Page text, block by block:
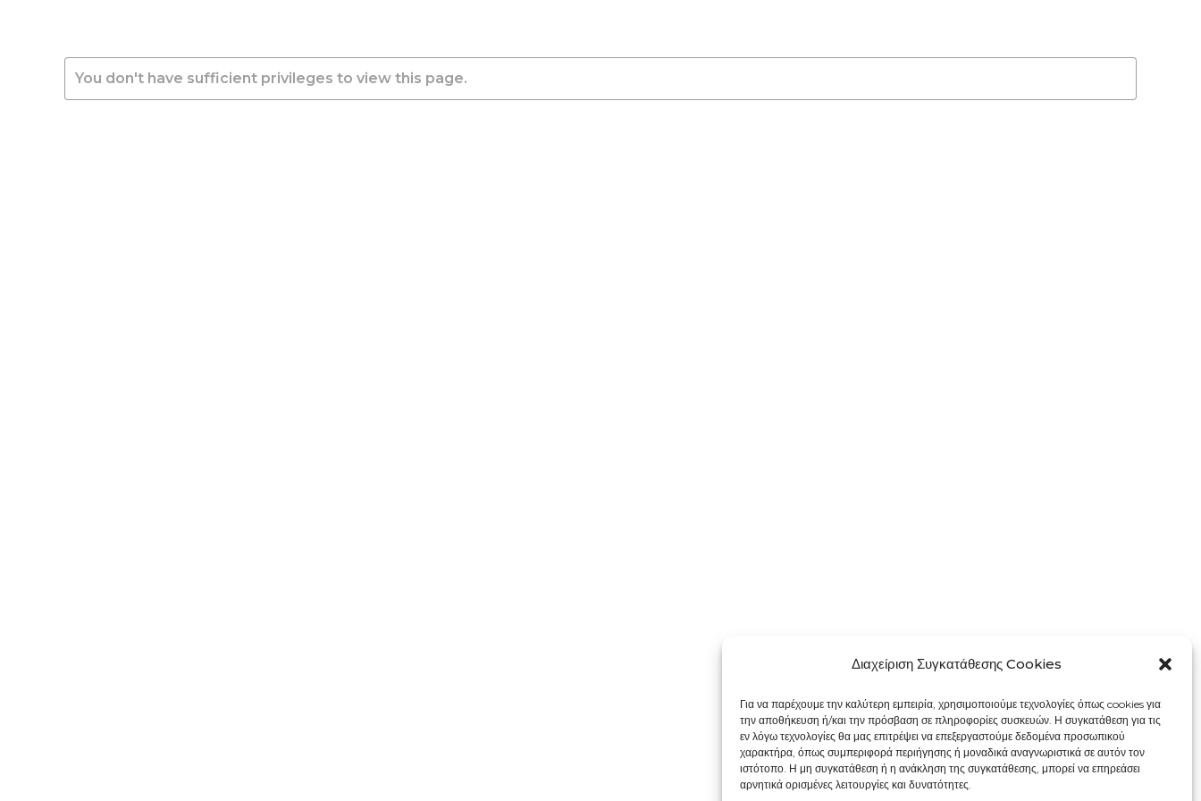
Διαχείριση Συγκατάθεσης Cookies
Για να παρέχουμε την καλύτερη εμπειρία, χρησιμοποιούμε τεχνολογίες όπως cookies για
την αποθήκευση ή/και την πρόσβαση σε πληροφορίες συσκευών. Η συγκατάθεση για τις
εν λόγω τεχνολογίες θα μας επιτρέψει να επεξεργαστούμε δεδομένα προσωπικού
χαρακτήρα, όπως συμπεριφορά περιήγησης ή μοναδικά αναγνωριστικά σε αυτόν τον
ιστότοπο. Η μη συγκατάθεση ή η ανάκληση της συγκατάθεσης, μπορεί να επηρεάσει
αρνητικά ορισμένες λειτουργίες και δυνατότητες.
You don't have sufficient privileges to view this page.